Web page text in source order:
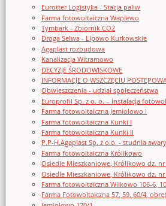
Eurotter Logistyka - Stacja paliw
Farma fotowoltaiczna Waplewo
Tymbark - Zbiornik CO2
Droga Selwa - Lipowo Kurkowskie
Agaplast rozbudowa
Kanalizacja Witramowo
DECYZJE ŚRODOWISKOWE
INFORMACJE O WSZCZĘCIU
Obwieszczenia - udział społeczeństwa
Europrofil Sp. z o. o. – instalacja
Farma fotowoltaiczna Jemiołowo I
Farma fotowoltaiczna Kunki I
Farma fotowoltaiczna Kunki II
P.P-H.Agaplast Sp. z o.o. - studnia
Farma fotowoltaiczna Królikowo
Osiedle Mieszkaniowe, Królikowo dz. nr
Osiedle Mieszkaniowe, Królikowo dz. nr
Farma fotowoltaiczna Wilkowo 106-6,
Farma Fotowoltaiczna 57, 59, 60/4,